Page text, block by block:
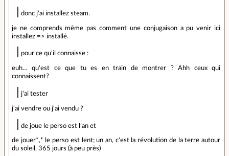
donc j'ai installez steam.
je ne comprends même pas comment une conjugaison a pu venir ici
installez => installé.
pour ce qu'il connaisse :
euh… qu'est ce que tu es en train de montrer ? Ahh ceux qui
connaissent?
j'ai tester
j'ai vendre ou j'ai vendu ?
de joue le perso est l’an et
de jouer*,* le perso est lent; un an, c'est la révolution de la terre autour
du soleil, 365 jours (à peu près)